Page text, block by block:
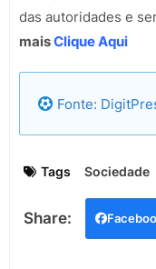
das autoridades e
maisClique Aqui
Fonte:
Tags Sociedade